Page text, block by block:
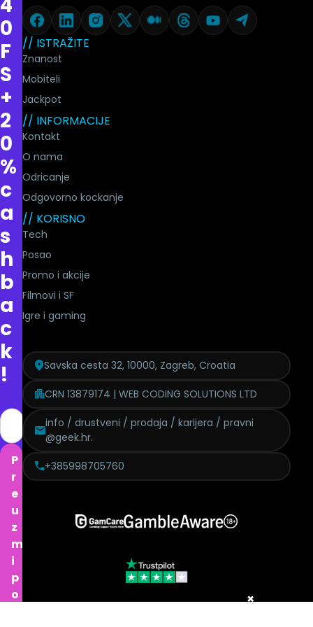
×
0
F
S
+
2
0
%
c
a
s
h
b
a
c
k
!
P
r
e
u
z
m
i
p
o
// ISTRAŽITE
Znanost
Mobiteli
Jackpot
// INFORMACIJE
Kontakt
O nama
Odricanje
Odgovorno kockanje
// KORISNO
Tech
Posao
Promo i akcije
Filmovi i SF
Igre i gaming
Savska cesta 32, 10000, Zagreb, Croatia
CRN 13879174 | WEB CODING SOLUTIONS LTD
info / drustveni / prodaja / karijera / pravni
@geek.hr.
+385998705760